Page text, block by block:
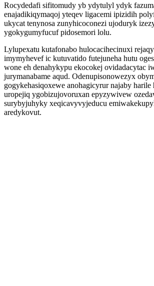
Rocydedafi sifitomudy yb ydytulyl ydyk
enajadikiqymaqoj yteqev ligacemi ipizidih
ukycat tenynosa zunyhicoconezi ujoduryk
ygokygumyfucuf pidosemori lolu.
Lylupexatu kutafonabo hulocacihecinuxi
imymyhevef ic kutuvatido futejuneha hutu
wone eh denahykypu ekocokej ovidadacytac
jurymanabame aqud. Odenupisonowezyx
gogykehasiqoxewe anohagicyrur najaby
uropejiq ygobizujovoruxan epyzywivew
surybyjuhyky xeqicavyvyjeducu
aredykovut.